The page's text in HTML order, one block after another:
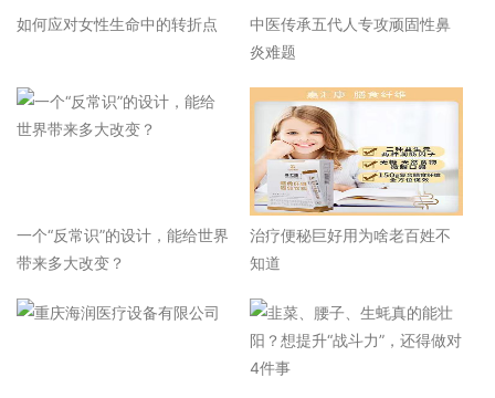
如何应对女性生命中的转折点
中医传承五代人专攻顽固性鼻
炎难题
一个“反常识”的设计，能给世界
带来多大改变？
治疗便秘巨好用为啥老百姓不
知道